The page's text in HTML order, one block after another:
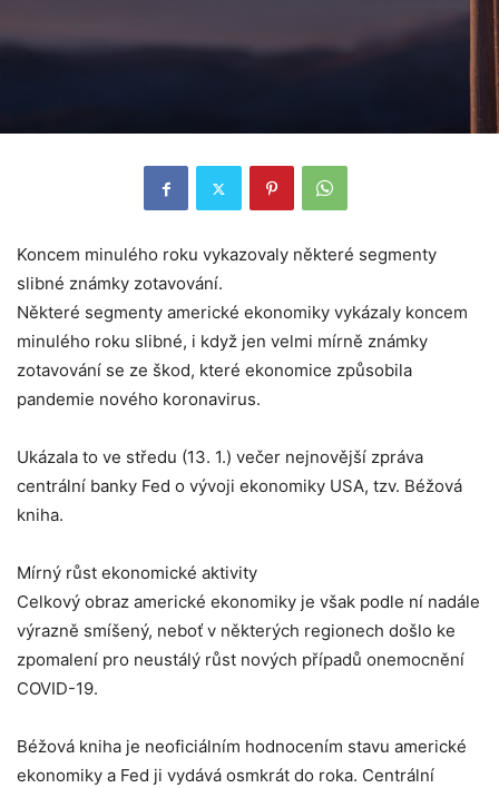
Koncem minulého roku vykazovaly některé segmenty
slibné známky zotavování.
Některé segmenty americké ekonomiky vykázaly koncem
minulého roku slibné, i když jen velmi mírně známky
zotavování se ze škod, které ekonomice způsobila
pandemie nového koronavirus.
Ukázala to ve středu (13. 1.) večer nejnovější zpráva
centrální banky Fed o vývoji ekonomiky USA, tzv. Béžová
kniha.
Mírný růst ekonomické aktivity
Celkový obraz americké ekonomiky je však podle ní nadále
výrazně smíšený, neboť v některých regionech došlo ke
zpomalení pro neustálý růst nových případů onemocnění
COVID-19.
Béžová kniha je neoficiálním hodnocením stavu americké
ekonomiky a Fed ji vydává osmkrát do roka. Centrální